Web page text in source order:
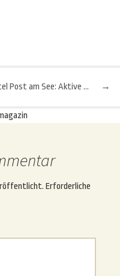
→
Hotel Post am See: Aktive Erholung in familiärer Atmosphäre
Erforderliche